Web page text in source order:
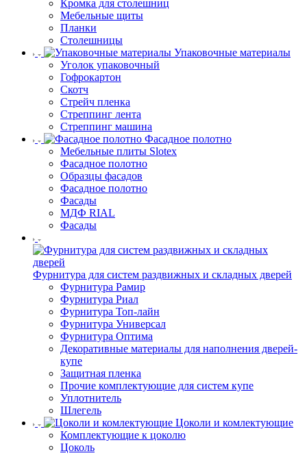
Кромка для столешниц
Мебельные щиты
Планки
Столешницы
Упаковочные материалы
Уголок упаковочный
Гофрокартон
Скотч
Стрейч пленка
Стреппинг лента
Стреппинг машина
Фасадное полотно
Мебельные плиты Slotex
Фасадное полотно
Образцы фасадов
Фасадное полотно
Фасады
МДФ RIAL
Фасады
Фурнитура для систем раздвижных и складных дверей
Фурнитура Рамир
Фурнитура Риал
Фурнитура Топ-лайн
Фурнитура Универсал
Фурнитура Оптима
Декоративные материалы для наполнения дверей-
купе
Защитная пленка
Прочие комплектующие для систем купе
Уплотнитель
Шлегель
Цоколи и комлектующие
Комплектующие к цоколю
Цоколь